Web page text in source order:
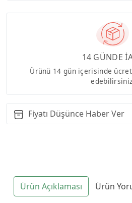
14 GÜNDE
Ürünü 14 gün içerisinde
Fiyatı Düşünce Haber Ver
Ürün Açıklaması Ürün